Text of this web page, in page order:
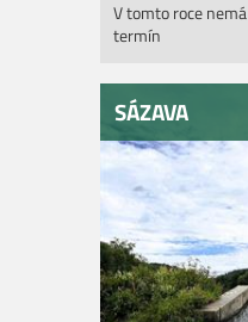
V tomto roce nemá
termín
SÁZAVA